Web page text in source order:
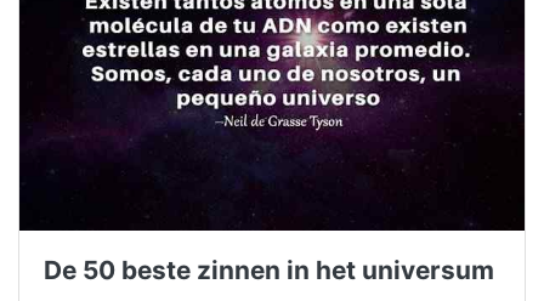
De 50 beste zinnen in het universum